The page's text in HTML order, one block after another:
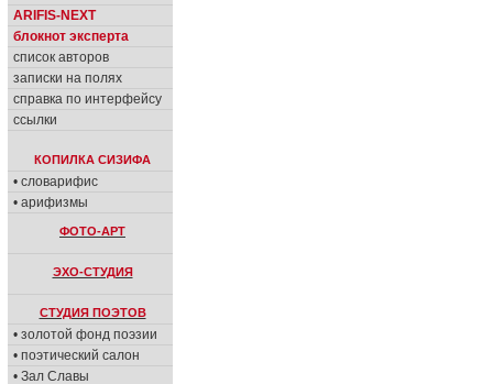
ARIFIS-NEXT
блокнот эксперта
список авторов
записки на полях
справка по интерфейсу
ссылки
КОПИЛКА СИЗИФА
• словарифис
• арифизмы
ФОТО-АРТ
ЭХО-СТУДИЯ
СТУДИЯ ПОЭТОВ
• золотой фонд поэзии
• поэтический салон
• Зал Славы